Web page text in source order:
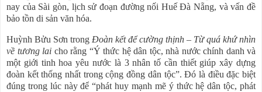
nay của Sài gòn, lịch sử đoạn đường nối Huế Đà Nẵng, và vấn đề
bảo tồn di sản văn hóa.
Huỳnh Bửu Sơn trong Đoàn kết để cường thịnh – Từ quá khứ nhìn
về tương lai cho rằng “Ý thức hệ dân tộc, nhà nước chính danh và
một giới tinh hoa yêu nước là 3 nhân tố cần thiết giúp xây dựng
đoàn kết thống nhất trong cộng đồng dân tộc”. Đó là điều đặc biệt
đúng trong lúc này để “phát huy mạnh mẽ ý thức hệ dân tộc, phát